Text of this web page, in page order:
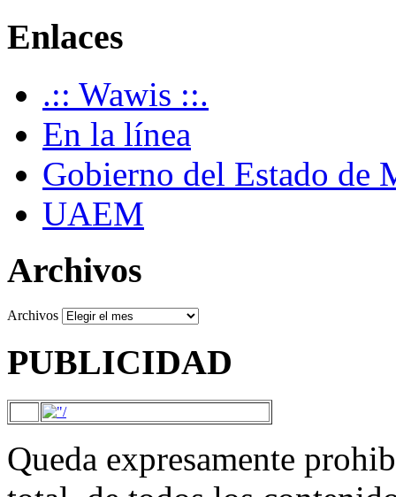
Enlaces
.:: Wawis ::.
En la línea
Gobierno del Estado de
UAEM
Archivos
Archivos
PUBLICIDAD
Queda expresamente